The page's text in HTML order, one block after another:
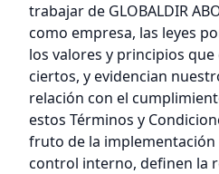
trabajar de GLOBALDIR
como empresa, las leyes
los valores y principios
ciertos, y evidencian
relación con el
estos Términos y
fruto de la
control interno, definen la